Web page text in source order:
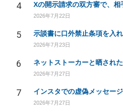
4
2026年7月22日
5
2026年7月23日
6 ネットストーカーと晒された
2026年7月27日
7
2026年7月27日